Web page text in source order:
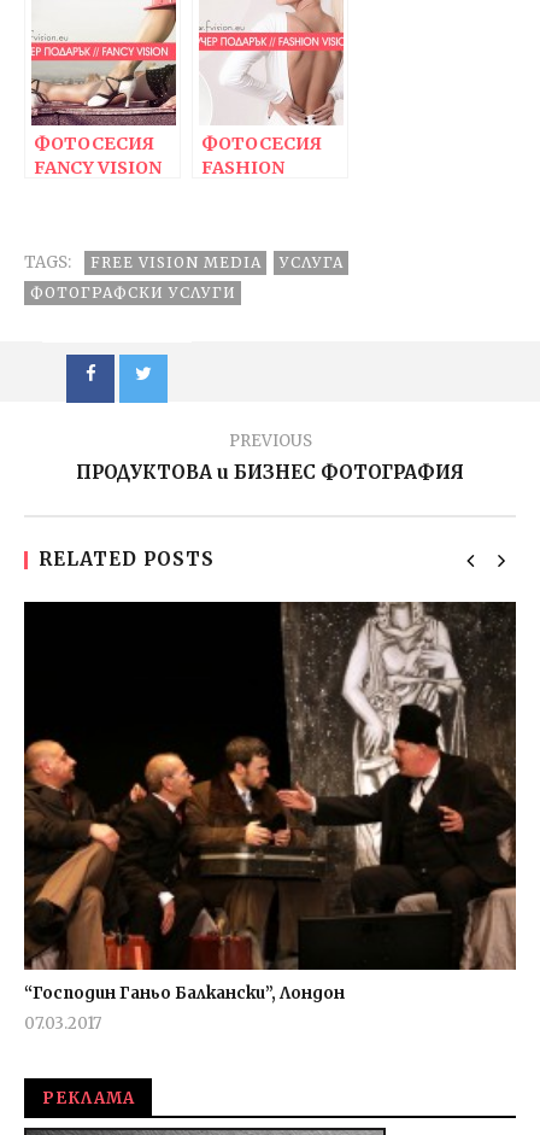
ФОТОСЕСИЯ
FANCY VISION
ФОТОСЕСИЯ
FASHION
TAGS: FREE VISION MEDIA
УСЛУГА
ФОТОГРАФСКИ УСЛУГИ
PREVIOUS
ПРОДУКТОВА и БИЗНЕС ФОТОГРАФИЯ
RELATED POSTS
“Господин Ганьо Балкански”, Лондон
07.03.2017
РЕКЛАМА